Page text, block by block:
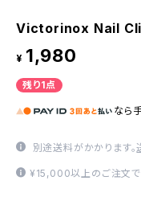
Victorinox Nail
¥ 1,980
残り1点
なら
別途送料がかかります。
¥15,000以上のご注文で